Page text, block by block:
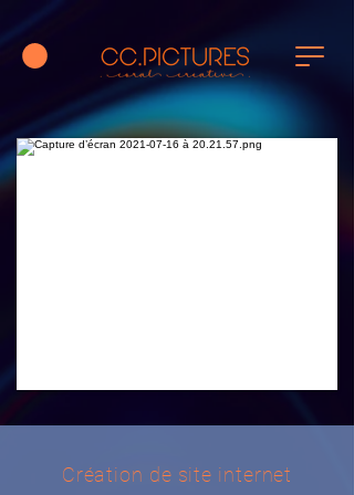
Création de site internet